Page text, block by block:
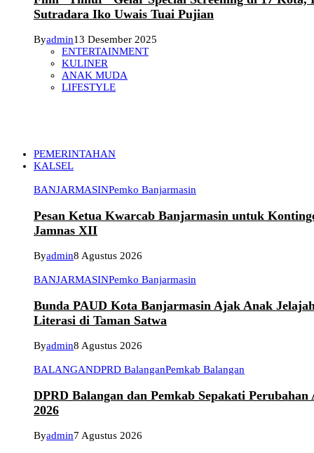
Sutradara Iko Uwais Tuai Pujian
Byadmin13 Desember 2025
ENTERTAINMENT
KULINER
ANAK MUDA
LIFESTYLE
PEMERINTAHAN
KALSEL
BANJARMASINPemko Banjarmasin
Pesan Ketua Kwarcab Banjarmasin untuk
Jamnas XII
Byadmin8 Agustus 2026
BANJARMASINPemko Banjarmasin
Bunda PAUD Kota Banjarmasin Ajak Anak
Literasi di Taman Satwa
Byadmin8 Agustus 2026
BALANGANDPRD BalanganPemkab Balangan
DPRD Balangan dan Pemkab Sepakati Perubahan
2026
Byadmin7 Agustus 2026